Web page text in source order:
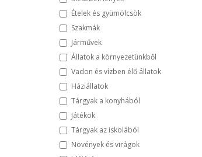
Ételek és gyümölcsök
Szakmák
Járművek
Állatok a környezetünkből
Vadon és vízben élő állatok
Háziállatok
Tárgyak a konyhából
Játékok
Tárgyak az iskolából
Növények és virágok